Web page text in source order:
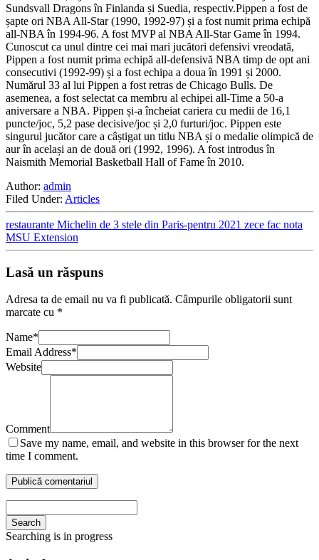
Sundsvall Dragons în Finlanda și Suedia, respectiv.Pippen a fost de
șapte ori NBA All-Star (1990, 1992-97) și a fost numit prima echipă
all-NBA în 1994-96. A fost MVP al NBA All-Star Game în 1994.
Cunoscut ca unul dintre cei mai mari jucători defensivi vreodată,
Pippen a fost numit prima echipă all-defensivă NBA timp de opt ani
consecutivi (1992-99) și a fost echipa a doua în 1991 și 2000.
Numărul 33 al lui Pippen a fost retras de Chicago Bulls. De
asemenea, a fost selectat ca membru al echipei all-Time a 50-a
aniversare a NBA. Pippen și-a încheiat cariera cu medii de 16,1
puncte/joc, 5,2 pase decisive/joc și 2,0 furturi/joc. Pippen este
singurul jucător care a câștigat un titlu NBA și o medalie olimpică de
aur în același an de două ori (1992, 1996). A fost introdus în
Naismith Memorial Basketball Hall of Fame în 2010.
Author: admin
Filed Under: Articles
restaurante Michelin de 3 stele din Paris-pentru 2021 zece fac nota
MSU Extension
Lasă un răspuns
Adresa ta de email nu va fi publicată. Câmpurile obligatorii sunt
marcate cu *
Name*
Email Address*
Website
Comment
Save my name, email, and website in this browser for the next
time I comment.
Search
Searching is in progress